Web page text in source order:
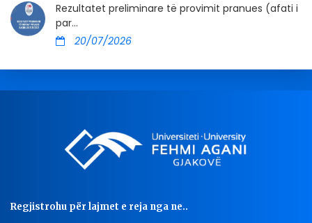
Rezultatet preliminare të provimit pranues (afati i
par...
20/07/2026
Regjistrohu për lajmet e reja nga ne..